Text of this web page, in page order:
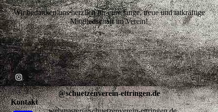
Wir bedanken uns herzlich für eure lange, treue und tatkräftige
Mitgliedschaft im Verein!
@schuetzenverein-ettringen.de
Kontakt